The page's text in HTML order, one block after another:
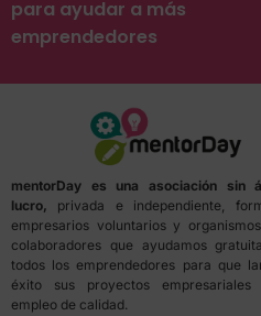
para ayudar a más
emprendedores
mentorDay es una asociación sin
lucro, privada e independiente,
empresarios voluntarios y
colaboradores que ayudamos
todos los emprendedores para que
éxito sus proyectos
empleo de calidad.